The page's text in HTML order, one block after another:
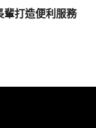
打造便利服務